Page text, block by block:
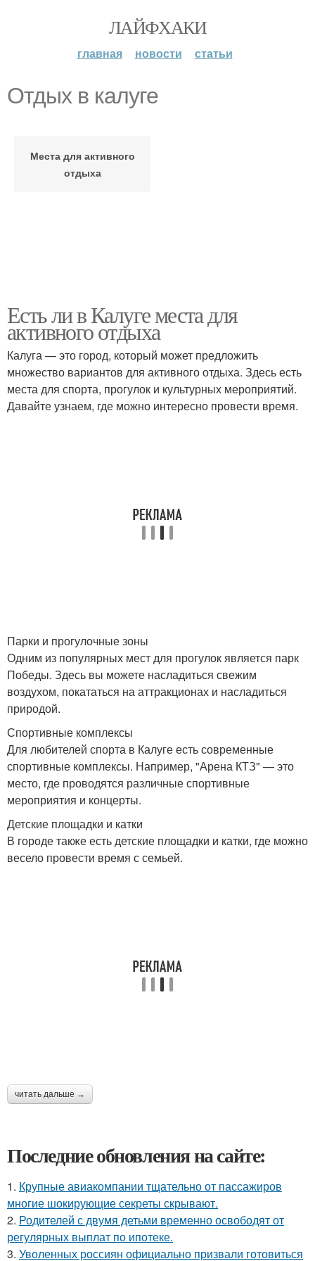
ЛАЙФХАКИ
главная новости статьи
Отдых в калуге
Места для активного
отдыха
Есть ли в Калуге места для
активного отдыха
Калуга — это город, который может предложить
множество вариантов для активного отдыха. Здесь есть
места для спорта, прогулок и культурных мероприятий.
Давайте узнаем, где можно интересно провести время.
Парки и прогулочные зоны
Одним из популярных мест для прогулок является парк
Победы. Здесь вы можете насладиться свежим
воздухом, покататься на аттракционах и насладиться
природой.
Спортивные комплексы
Для любителей спорта в Калуге есть современные
спортивные комплексы. Например, "Арена КТЗ" — это
место, где проводятся различные спортивные
мероприятия и концерты.
Детские площадки и катки
В городе также есть детские площадки и катки, где можно
весело провести время с семьей.
читать дальше →
Последние обновления на сайте:
1. Крупные авиакомпании тщательно от пассажиров
многие шокирующие секреты скрывают.
2. Родителей с двумя детьми временно освободят от
регулярных выплат по ипотеке.
3. Уволенных россиян официально призвали готовиться